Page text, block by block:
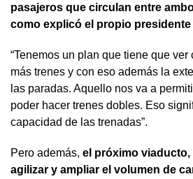
pasajeros que circulan entre
como explicó el propio presidente
“Tenemos un plan que tiene que
más trenes y con eso además la
las paradas. Aquello nos va a
poder hacer trenes dobles. Eso
capacidad de las trenadas”.
Pero además, el próximo
agilizar y ampliar el volumen de